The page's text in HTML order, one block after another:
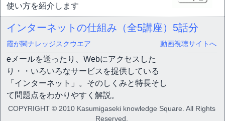
使い方を紹介します
インターネットの仕組み（全5講座） 5話分
霞が関ナレッジスクウエア 動画視聴サイトへ
eメールを送ったり、Webにアクセスした
り・・いろいろなサービスを提供している
「インターネット」。そのしくみと特長そし
て問題点をわかりやすく解説。
COPYRIGHT © 2010 Kasumigaseki knowledge Square. All Rights
Reserved.